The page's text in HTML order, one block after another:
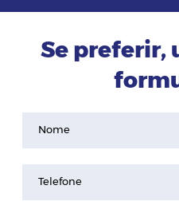
Se preferir,
Nome
Telefone